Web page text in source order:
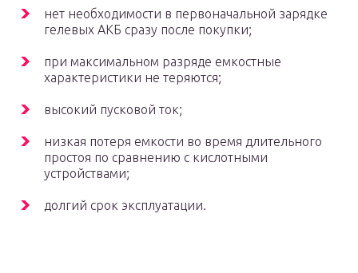
нет необходимости в первоначальной зарядке
гелевых АКБ сразу после покупки;
при максимальном разряде емкостные
характеристики не теряются;
высокий пусковой ток;
низкая потеря емкости во время длительного
простоя по сравнению с кислотными
устройствами;
долгий срок эксплуатации.